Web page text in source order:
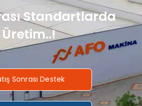
Standartlarda
Üretim..!
Sonrası Destek